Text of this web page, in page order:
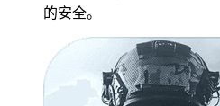
的安全。